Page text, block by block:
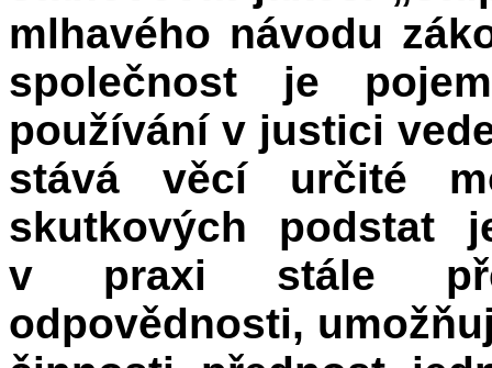
mlhavého návodu
společnost je
používání v justici
stává věcí určité
skutkových podstat
v praxi stále
odpovědnosti,